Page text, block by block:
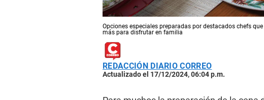
Opciones especiales preparadas por destacados chefs
más para disfrutar en familia
REDACCIÓN DIARIO CORREO
Actualizado el 17/12/2024, 06:04 p.m.